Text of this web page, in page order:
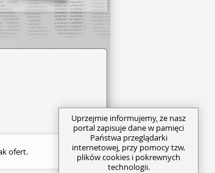
ofert.
Uprzejmie informujemy, że nasz
portal zapisuje dane w pamięci
Państwa przeglądarki
internetowej, przy pomocy tzw.
plików cookies i pokrewnych
technologii.